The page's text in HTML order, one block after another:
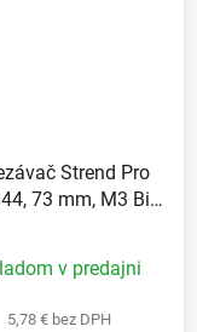
Strend Pro
73 mm, M3 Bi-
v predajni
5,78 € bez DPH